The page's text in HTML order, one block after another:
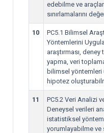
edebilme ve
sınırlamalarını
10
PC5.1 Bilimsel
Yöntemlerini
araştırması,
yapma, veri
bilimsel yöntemleri
hipotez
11
PC5.2 Veri Analizi
Deneysel verileri
istatistiksel
yorumlayabilme ve